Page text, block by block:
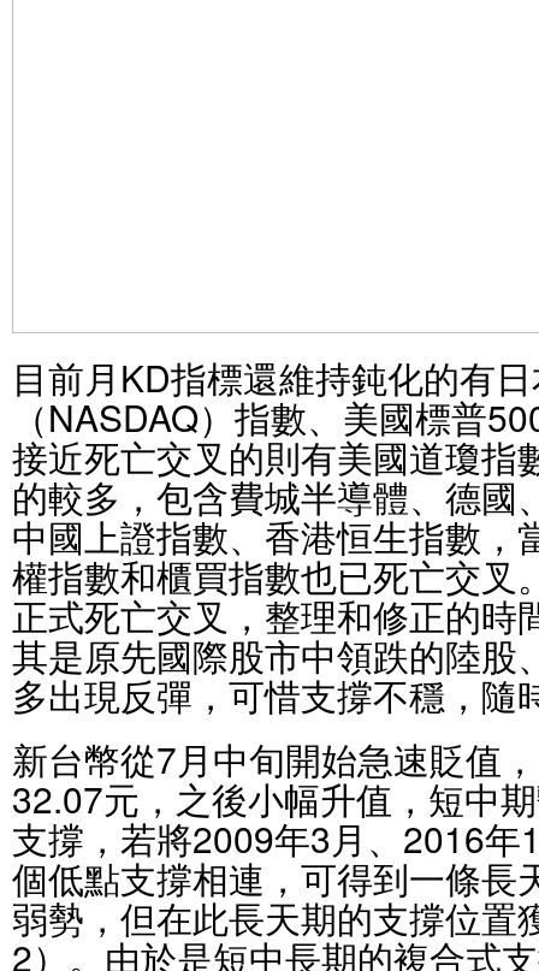
目前月KD指標還維持鈍化的有
（NASDAQ）指數、美國標普
接近死亡交叉的則有美國道瓊指
的較多，包含費城半導體、德國
中國上證指數、香港恒生指數，
權指數和櫃買指數也已死亡交叉
正式死亡交叉，整理和修正的時
其是原先國際股市中領跌的陸股
多出現反彈，可惜支撐不穩，隨
新台幣從7月中旬開始急速貶值
32.07元，之後小幅升值，短中
支撐，若將2009年3月、2016
個低點支撐相連，可得到一條長
弱勢，但在此長天期的支撐位置
2）。由於是短中長期的複合式